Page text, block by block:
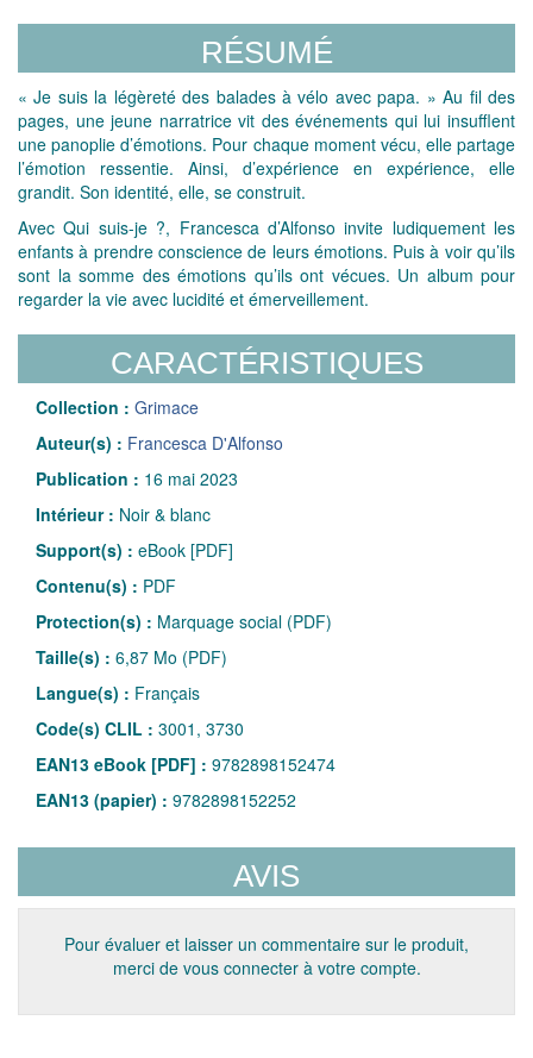
RÉSUMÉ
« Je suis la légèreté des balades à vélo avec papa. » Au fil des
pages, une jeune narratrice vit des événements qui lui insufflent
une panoplie d’émotions. Pour chaque moment vécu, elle partage
l’émotion ressentie. Ainsi, d’expérience en expérience, elle
grandit. Son identité, elle, se construit.
Avec Qui suis-je ?, Francesca d’Alfonso invite ludiquement les
enfants à prendre conscience de leurs émotions. Puis à voir qu’ils
sont la somme des émotions qu’ils ont vécues. Un album pour
regarder la vie avec lucidité et émerveillement.
CARACTÉRISTIQUES
Collection : Grimace
Auteur(s) : Francesca D'Alfonso
Publication : 16 mai 2023
Intérieur : Noir & blanc
Support(s) : eBook [PDF]
Contenu(s) : PDF
Protection(s) : Marquage social (PDF)
Taille(s) : 6,87 Mo (PDF)
Langue(s) : Français
Code(s) CLIL : 3001, 3730
EAN13 eBook [PDF] : 9782898152474
EAN13 (papier) : 9782898152252
AVIS
Pour évaluer et laisser un commentaire sur le produit,
merci de vous connecter à votre compte.